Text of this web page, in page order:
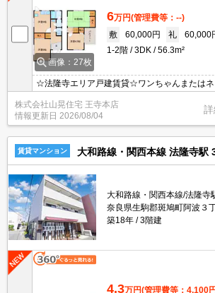
画像：27枚
6万円(管理費等：--)
敷
60,000円 礼
60,000
1-2階
3DK 56.3m²
☆法隆寺エリア戸建賃貸☆ワンちゃんまたは
株式会社山晃住宅 王寺本店
情報更新日 2026/08/04
賃貸マンション 大和路線・関西本線 法隆寺駅
大和路線・関西本線/法隆寺
奈良県生駒郡斑鳩町阿波３
築18年
3階建
4.3万円(管理費等：4,100